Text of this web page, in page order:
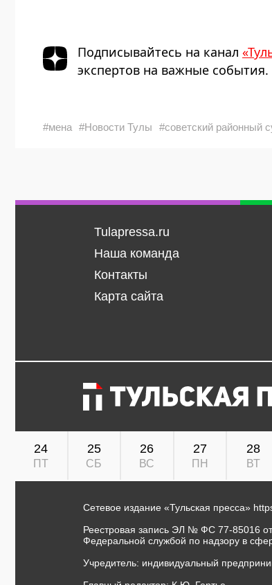
Подписывайтесь на канал
экспертов на важные события.
#мена #Новости Тулы #советский районный
Tulapressa.ru
Наша команда
Контакты
Карта сайта
24
ПТ
25
СБ
26
ВС
27
ПН
28
ВТ
Сетевое издание «Тульская пресса»
Реестровая запись ЭЛ № ФС 77-85016 от
Федеральной службой по надзору в
Учредитель: индивидуальный